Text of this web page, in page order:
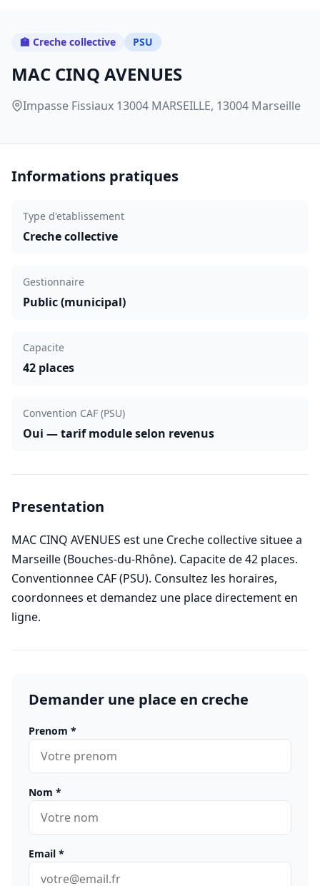
🏫 Creche collective PSU
MAC CINQ AVENUES
Impasse Fissiaux 13004 MARSEILLE, 13004 Marseille
Informations pratiques
Type d'etablissement
Creche collective
Gestionnaire
Public (municipal)
Capacite
42 places
Convention CAF (PSU)
Oui — tarif module selon revenus
Presentation
MAC CINQ AVENUES est une Creche collective situee a
Marseille (Bouches-du-Rhône). Capacite de 42 places.
Conventionnee CAF (PSU). Consultez les horaires,
coordonnees et demandez une place directement en
ligne.
Demander une place en creche
Prenom *
Nom *
Email *